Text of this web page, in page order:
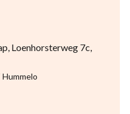
Loenhorsterweg 7c,